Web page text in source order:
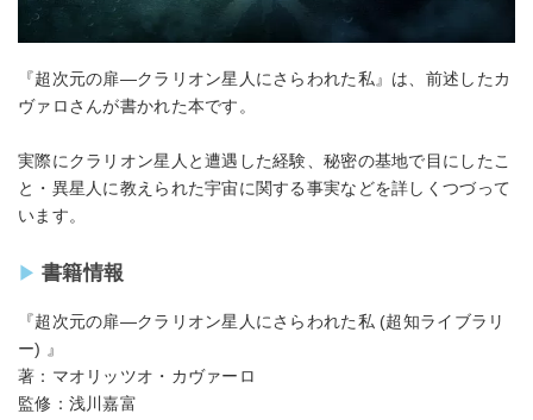
『超次元の扉―クラリオン星人にさらわれた私』は、前述したカ
ヴァロさんが書かれた本です。
実際にクラリオン星人と遭遇した経験、秘密の基地で目にしたこ
と・異星人に教えられた宇宙に関する事実などを詳しくつづって
います。
書籍情報
『超次元の扉―クラリオン星人にさらわれた私 (超知ライブラリ
ー) 』
著：マオリッツオ・カヴァーロ
監修：浅川嘉富